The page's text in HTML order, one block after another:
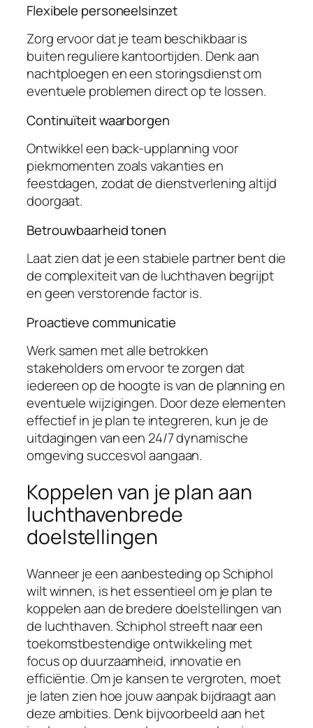
Flexibele personeelsinzet
Zorg ervoor dat je team beschikbaar is
buiten reguliere kantoortijden. Denk aan
nachtploegen en een storingsdienst om
eventuele problemen direct op te lossen.
Continuïteit waarborgen
Ontwikkel een back-upplanning voor
piekmomenten zoals vakanties en
feestdagen, zodat de dienstverlening altijd
doorgaat.
Betrouwbaarheid tonen
Laat zien dat je een stabiele partner bent die
de complexiteit van de luchthaven begrijpt
en geen verstorende factor is.
Proactieve communicatie
Werk samen met alle betrokken
stakeholders om ervoor te zorgen dat
iedereen op de hoogte is van de planning en
eventuele wijzigingen. Door deze elementen
effectief in je plan te integreren, kun je de
uitdagingen van een 24/7 dynamische
omgeving succesvol aangaan.
Koppelen van je plan aan
luchthavenbrede
doelstellingen
Wanneer je een aanbesteding op Schiphol
wilt winnen, is het essentieel om je plan te
koppelen aan de bredere doelstellingen van
de luchthaven. Schiphol streeft naar een
toekomstbestendige ontwikkeling met
focus op duurzaamheid, innovatie en
efficiëntie. Om je kansen te vergroten, moet
je laten zien hoe jouw aanpak bijdraagt aan
deze ambities. Denk bijvoorbeeld aan het